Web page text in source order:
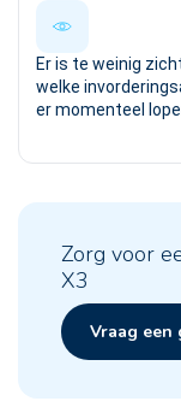
Er is te weinig
welke
er momenteel
Zorg voor
X3
Vraag een